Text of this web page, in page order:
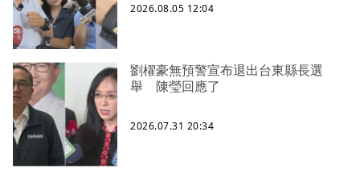
2026.08.05 12:04
劉櫂豪無預警宣布退出台東縣長選
舉 陳瑩回應了
2026.07.31 20:34